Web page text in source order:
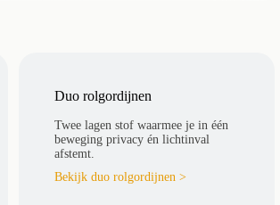
Duo rolgordijnen
Twee lagen stof waarmee je in één
beweging privacy én lichtinval
afstemt.
Bekijk duo rolgordijnen >